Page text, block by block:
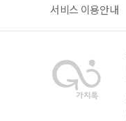
서비스 이용안내